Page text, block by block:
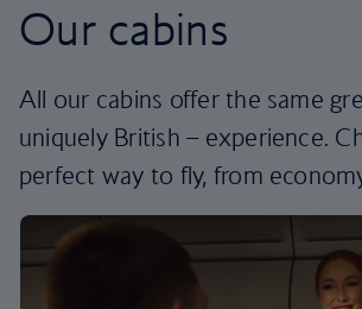
Our cabins
All our cabins offer the same
uniquely British – experience.
perfect way to fly, from